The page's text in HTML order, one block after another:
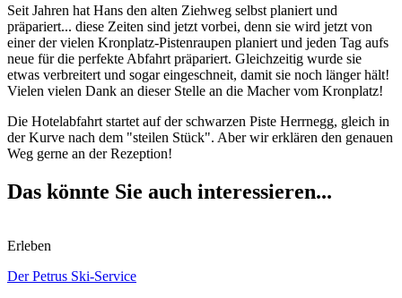
Seit Jahren hat Hans den alten Ziehweg selbst planiert und
präpariert... diese Zeiten sind jetzt vorbei, denn sie wird jetzt von
einer der vielen Kronplatz-Pistenraupen planiert und jeden Tag aufs
neue für die perfekte Abfahrt präpariert. Gleichzeitig wurde sie
etwas verbreitert und sogar eingeschneit, damit sie noch länger hält!
Vielen vielen Dank an dieser Stelle an die Macher vom Kronplatz!
Die Hotelabfahrt startet auf der schwarzen Piste Herrnegg, gleich in
der Kurve nach dem "steilen Stück". Aber wir erklären den genauen
Weg gerne an der Rezeption!
Das könnte Sie auch interessieren...
Erleben
Der Petrus Ski-Service